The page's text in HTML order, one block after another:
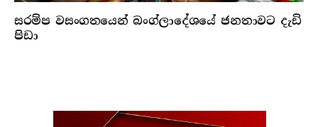
සරම්ප වසංගතයෙන් බංග්ලාදේශයේ ජනතාවට දැඩි
පිඩා